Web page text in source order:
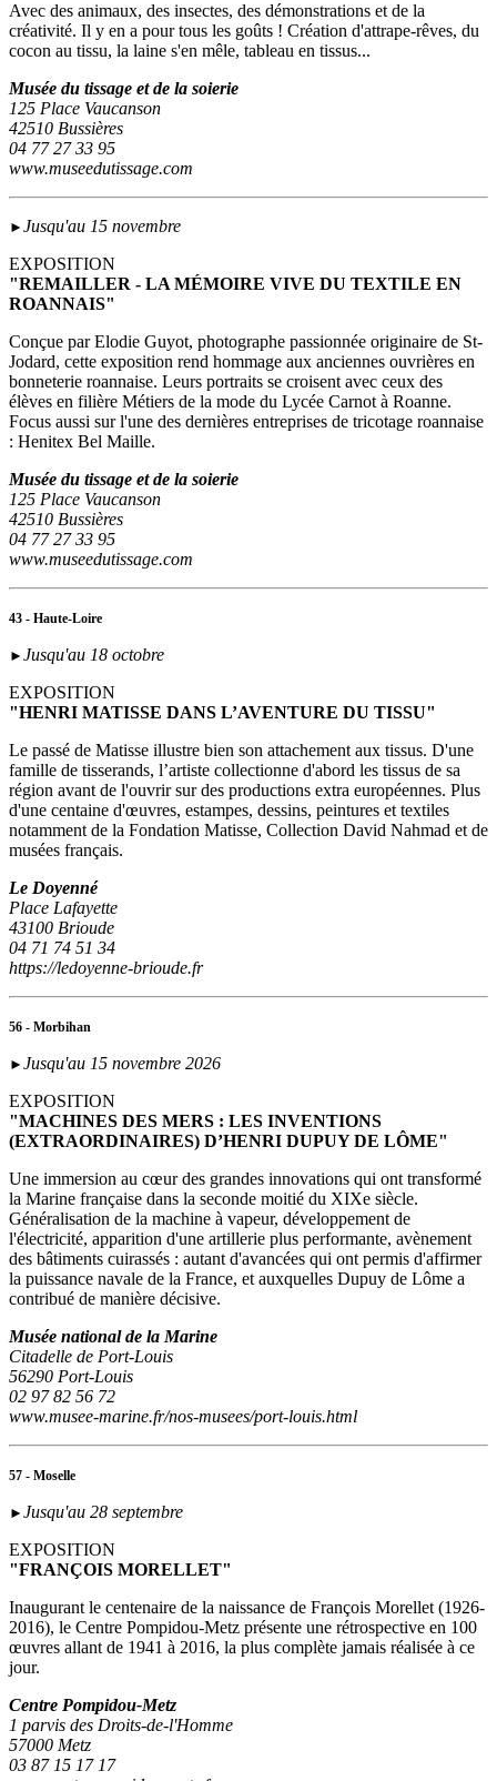
Avec des animaux, des insectes, des démonstrations et de la
créativité. Il y en a pour tous les goûts ! Création d'attrape-rêves, du
cocon au tissu, la laine s'en mêle, tableau en tissus...
Musée du tissage et de la soierie
125 Place Vaucanson
42510 Bussières
04 77 27 33 95
www.museedutissage.com
► Jusqu'au 15 novembre
EXPOSITION
"REMAILLER - LA MÉMOIRE VIVE DU TEXTILE EN
ROANNAIS"
Conçue par Elodie Guyot, photographe passionnée originaire de St-
Jodard, cette exposition rend hommage aux anciennes ouvrières en
bonneterie roannaise. Leurs portraits se croisent avec ceux des
élèves en filière Métiers de la mode du Lycée Carnot à Roanne.
Focus aussi sur l'une des dernières entreprises de tricotage roannaise
: Henitex Bel Maille.
Musée du tissage et de la soierie
125 Place Vaucanson
42510 Bussières
04 77 27 33 95
www.museedutissage.com
43 - Haute-Loire
► Jusqu'au 18 octobre
EXPOSITION
"HENRI MATISSE DANS L’AVENTURE DU TISSU"
Le passé de Matisse illustre bien son attachement aux tissus. D'une
famille de tisserands, l’artiste collectionne d'abord les tissus de sa
région avant de l'ouvrir sur des productions extra européennes. Plus
d'une centaine d'œuvres, estampes, dessins, peintures et textiles
notamment de la Fondation Matisse, Collection David Nahmad et de
musées français.
Le Doyenné
Place Lafayette
43100 Brioude
04 71 74 51 34
https://ledoyenne-brioude.fr
56 - Morbihan
► Jusqu'au 15 novembre 2026
EXPOSITION
"MACHINES DES MERS : LES INVENTIONS
(EXTRAORDINAIRES) D’HENRI DUPUY DE LÔME"
Une immersion au cœur des grandes innovations qui ont transformé
la Marine française dans la seconde moitié du XIXe siècle.
Généralisation de la machine à vapeur, développement de
l'électricité, apparition d'une artillerie plus performante, avènement
des bâtiments cuirassés : autant d'avancées qui ont permis d'affirmer
la puissance navale de la France, et auxquelles Dupuy de Lôme a
contribué de manière décisive.
Musée national de la Marine
Citadelle de Port-Louis
56290 Port-Louis
02 97 82 56 72
www.musee-marine.fr/nos-musees/port-louis.html
57 - Moselle
► Jusqu'au 28 septembre
EXPOSITION
"FRANÇOIS MORELLET"
Inaugurant le centenaire de la naissance de François Morellet (1926-
2016), le Centre Pompidou-Metz présente une rétrospective en 100
œuvres allant de 1941 à 2016, la plus complète jamais réalisée à ce
jour.
Centre Pompidou-Metz
1 parvis des Droits-de-l'Homme
57000 Metz
03 87 15 17 17